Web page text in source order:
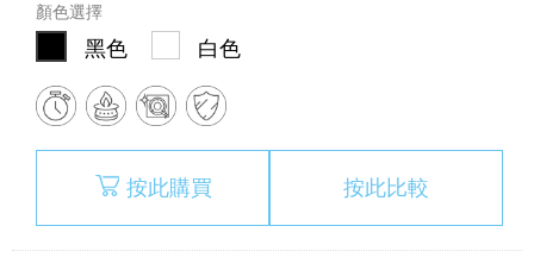
顏色選擇
黑色 白色
按此購買 按此比較